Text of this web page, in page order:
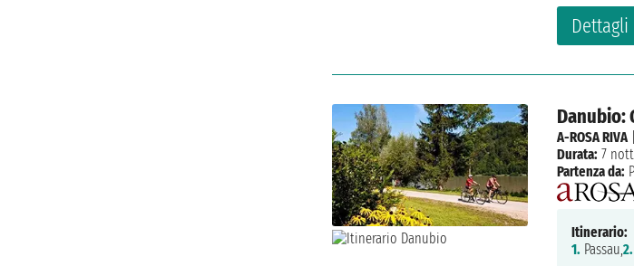
Dettagli
Danubio:
A-ROSA RIVA
Durata: 7
Partenza da:
Itinerario:
1. Passau,2.